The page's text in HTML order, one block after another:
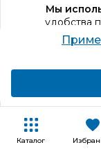
Каталог
Мы
удобства
согласие
Досмотровый, 30
Батарейка типа